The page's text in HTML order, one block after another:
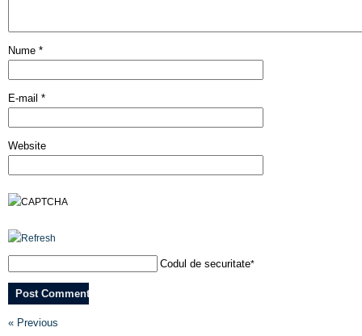
Nume *
E-mail *
Website
Codul de securitate*
« Previous